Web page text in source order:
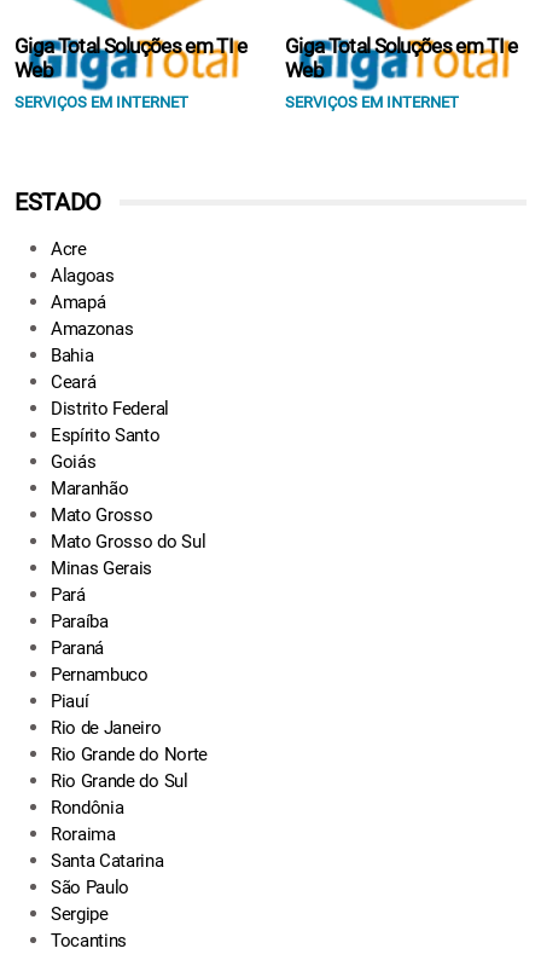
Giga Total Soluções em TI e
Web
SERVIÇOS EM INTERNET
Giga Total Soluções em TI e
Web
SERVIÇOS EM INTERNET
ESTADO
Acre
Alagoas
Amapá
Amazonas
Bahia
Ceará
Distrito Federal
Espírito Santo
Goiás
Maranhão
Mato Grosso
Mato Grosso do Sul
Minas Gerais
Pará
Paraíba
Paraná
Pernambuco
Piauí
Rio de Janeiro
Rio Grande do Norte
Rio Grande do Sul
Rondônia
Roraima
Santa Catarina
São Paulo
Sergipe
Tocantins